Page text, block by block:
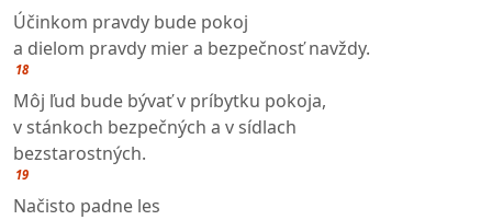
Účinkom pravdy bude pokoj
a dielom pravdy mier a bezpečnosť navždy.
18
Môj ľud bude bývať v príbytku pokoja,
v stánkoch bezpečných a v sídlach
bezstarostných.
19
Načisto padne les